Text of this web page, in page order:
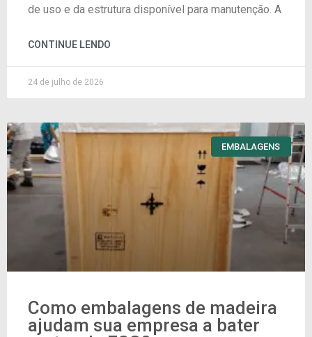
de uso e da estrutura disponível para manutenção. A
CONTINUE LENDO
24 de julho de 2026
EMBALAGENS
Como embalagens de madeira
ajudam sua empresa a bater